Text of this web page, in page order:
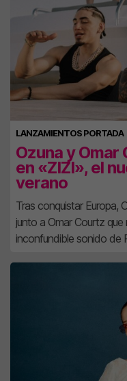
LANZAMIENTOS PORTADA
Ozuna y
en «ZIZI», el
verano
Tras conquistar Europa,
junto a Omar Courtz
inconfundible sonido de